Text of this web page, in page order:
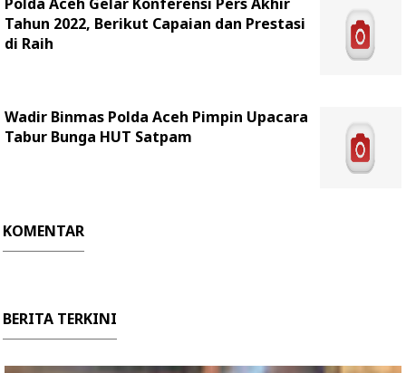
Tahun 2022, Berikut Capaian dan Prestasi
di Raih
Wadir Binmas Polda Aceh Pimpin Upacara
Tabur Bunga HUT Satpam
KOMENTAR
BERITA TERKINI